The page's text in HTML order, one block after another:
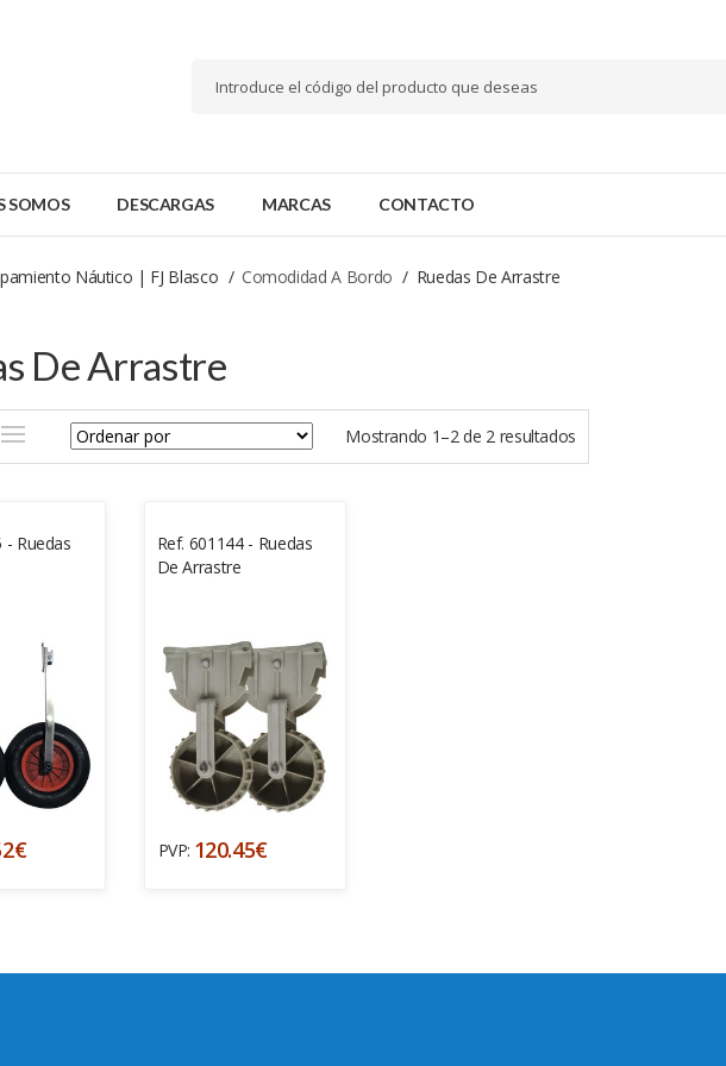
SOMOS DESCARGAS MARCAS CONTACTO
Náutico | FJ Blasco Comodidad A Bordo Ruedas De Arrastre
De Arrastre
Mostrando 1–2 de 2 resultados
- Ruedas
Ref. 601144 - Ruedas
De Arrastre
PVP: 120.45€